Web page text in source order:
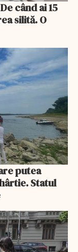
când ai 15
silită. O
putea
Statul